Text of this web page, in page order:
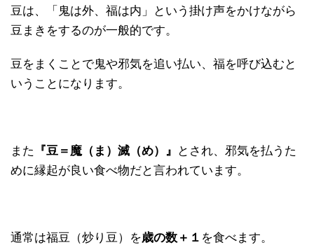
豆は、「鬼は外、福は内」という掛け声をかけながら
豆まきをするのが一般的です。
豆をまくことで鬼や邪気を追い払い、福を呼び込むと
いうことになります。
また 『豆＝魔（ま）滅（め）』
とされ、邪気を払うた
めに縁起が良い食べ物だと言われています。
通常は福豆（炒り豆）を歳の数＋１ を食べます。